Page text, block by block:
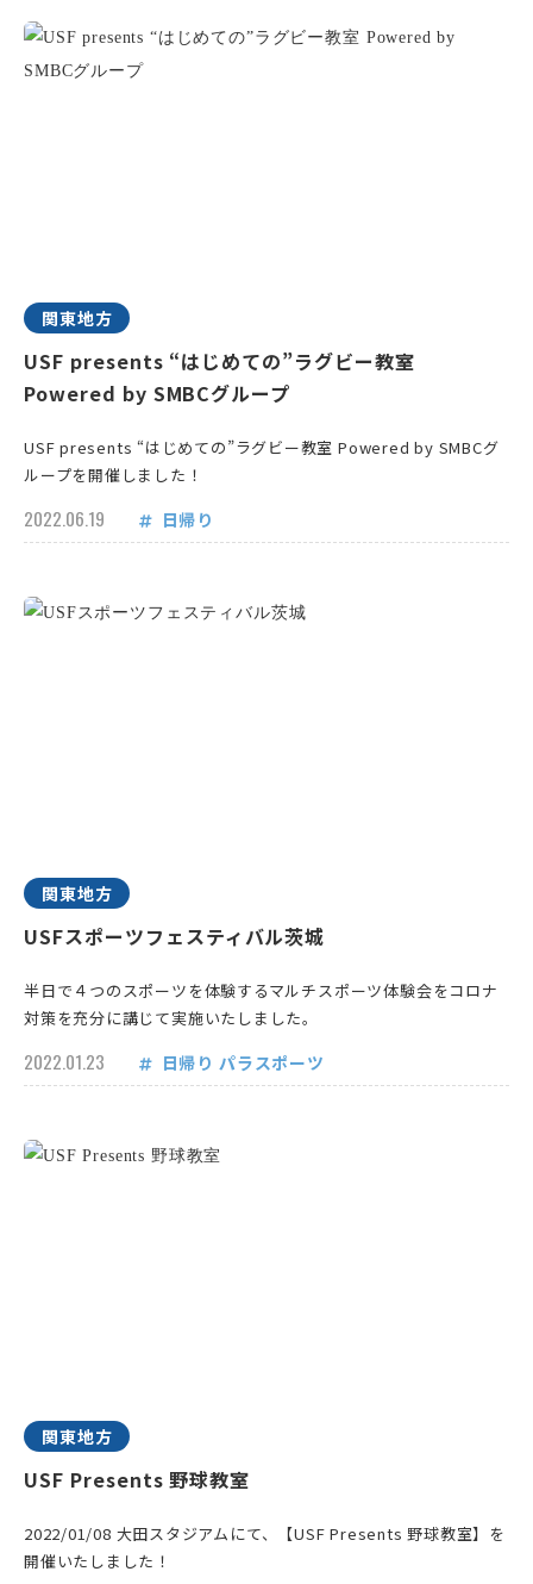
関東地方
USF presents “はじめての”ラグビー教室
Powered by SMBCグループ
USF presents “はじめての”ラグビー教室 Powered by SMBCグ
ループを開催しました！
2022.06.19 日帰り
関東地方
USFスポーツフェスティバル茨城
半日で４つのスポーツを体験するマルチスポーツ体験会をコロナ
対策を充分に講じて実施いたしました。
2022.01.23 日帰り パラスポーツ
関東地方
USF Presents 野球教室
2022/01/08 大田スタジアムにて、【USF Presents 野球教室】を
開催いたしました！